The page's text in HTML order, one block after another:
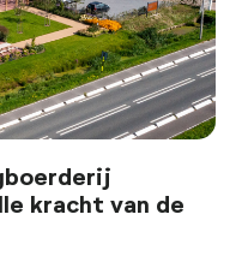
kracht van de